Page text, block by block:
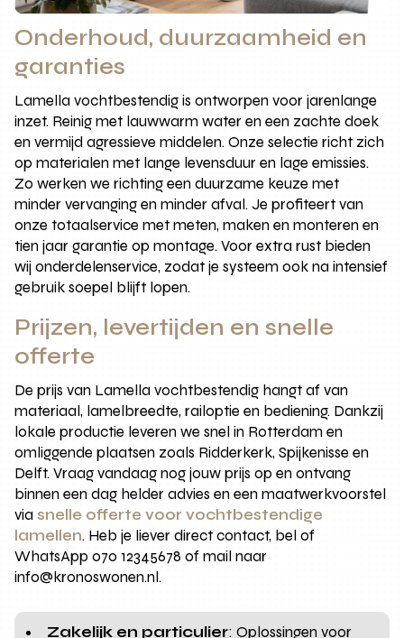
Onderhoud, duurzaamheid en
garanties
Lamella vochtbestendig is ontworpen voor jarenlange
inzet. Reinig met lauwwarm water en een zachte doek
en vermijd agressieve middelen. Onze selectie richt zich
op materialen met lange levensduur en lage emissies.
Zo werken we richting een duurzame keuze met
minder vervanging en minder afval. Je profiteert van
onze totaalservice met meten, maken en monteren en
tien jaar garantie op montage. Voor extra rust bieden
wij onderdelenservice, zodat je systeem ook na intensief
gebruik soepel blijft lopen.
Prijzen, levertijden en snelle
offerte
De prijs van Lamella vochtbestendig hangt af van
materiaal, lamelbreedte, railoptie en bediening. Dankzij
lokale productie leveren we snel in Rotterdam en
omliggende plaatsen zoals Ridderkerk, Spijkenisse en
Delft. Vraag vandaag nog jouw prijs op en ontvang
binnen een dag helder advies en een maatwerkvoorstel
viasnelle offerte voor vochtbestendige
lamellen. Heb je liever direct contact, bel of
WhatsApp 070 12345678 of mail naar
info@kronoswonen.nl.
Zakelijk en particulier: Oplossingen voor